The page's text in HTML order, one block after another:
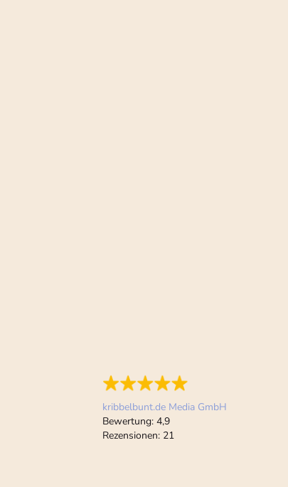
kribbelbunt.de Media GmbH
Bewertung: 4,9
Rezensionen: 21